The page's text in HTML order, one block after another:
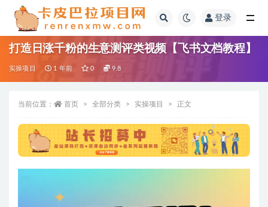
登录
打造日涨千粉的生意测评类视频【飞书文档教程】
实操项目 1 年前 0 9.8
当前位置： 首页 全部分类 实操项目 正文
全部